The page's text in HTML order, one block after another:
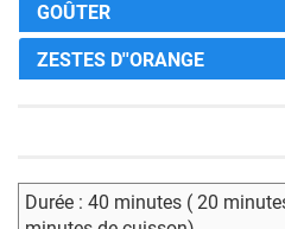
GOÛTER
ZESTES D''ORANGE
Durée : 40 minutes ( 20